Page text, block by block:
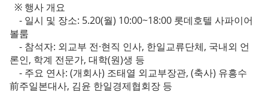
※ 행사 개요
- 일시 및 장소: 5.20(월) 10:00~18:00 롯데호텔 사파이어
볼룸
- 참석자: 외교부 전·현직 인사, 한일교류단체, 국내외 언
론인, 학계 전문가, 대학(원)생 등
- 주요 연사: (개회사) 조태열 외교부장관, (축사) 유흥수
前주일본대사, 김윤 한일경제협회장 등